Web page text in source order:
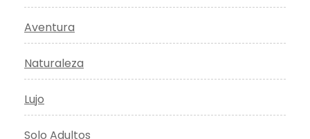
Aventura
Naturaleza
Lujo
Solo Adultos